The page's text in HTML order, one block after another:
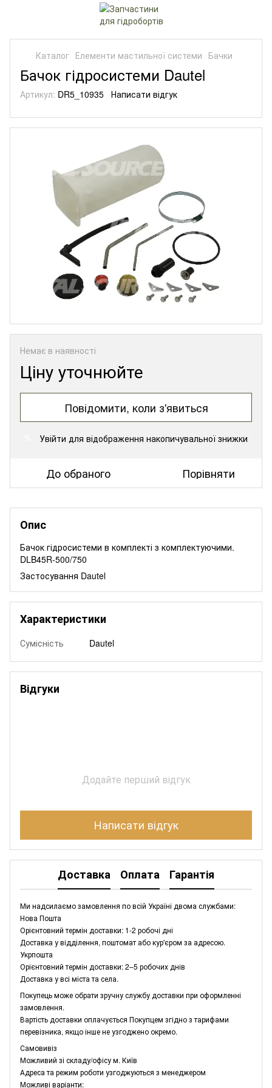
Каталог Елементи мастильної системи Бачки
Бачок гідросистеми Dautel
Артикул: DR5_10935 Написати відгук
Немає в наявності
Ціну уточнюйте
Повідомити, коли з'явиться
Увійти для відображення накопичувальної знижки
До обраного Порівняти
Опис
Бачок гідросистеми в комплекті з комплектуючими.
DLB45R-500/750
Застосування Dautel
Характеристики
Сумісність Dautel
Відгуки
Додайте перший відгук
Написати відгук
Доставка Оплата Гарантія
Ми надсилаємо замовлення по всій Україні двома службами:
Нова Пошта
Орієнтовний термін доставки: 1-2 робочі дні
Доставка у відділення, поштомат або кур'єром за адресою.
Укрпошта
Орієнтовний термін доставки: 2–5 робочих днів
Доставка у всі міста та села.
Покупець може обрати зручну службу доставки при оформленні
замовлення.
Вартість доставки оплачується Покупцем згідно з тарифами
перевізника, якщо інше не узгоджено окремо.
Самовивіз
Можливий зі складу/офісу м. Київ
Адреса та режим роботи узгоджуються з менеджером
Можливі варіанти: